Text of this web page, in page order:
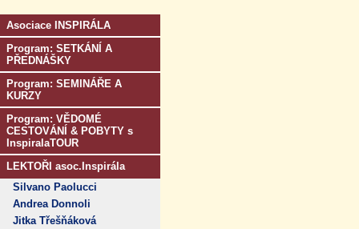
Asociace INSPIRÁLA
Program: SETKÁNÍ A
PŘEDNÁŠKY
Program: SEMINÁŘE A
KURZY
Program: VĚDOMÉ
CESTOVÁNÍ & POBYTY s
InspiralaTOUR
LEKTOŘI asoc.Inspirála
Silvano Paolucci
Andrea Donnoli
Jitka Třešňáková